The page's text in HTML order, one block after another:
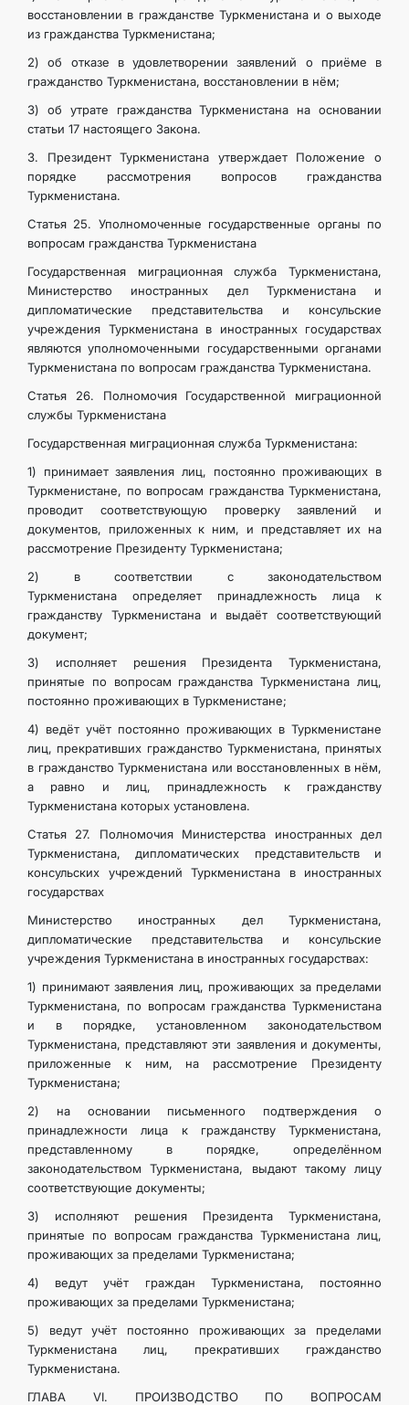
восстановлении в гражданстве Туркменистана и о выходе
из гражданства Туркменистана;
2) об отказе в удовлетворении заявлений о приёме в
гражданство Туркменистана, восстановлении в нём;
3) об утрате гражданства Туркменистана на основании
статьи 17 настоящего Закона.
3. Президент Туркменистана утверждает Положение о
порядке рассмотрения вопросов гражданства
Туркменистана.
Статья 25. Уполномоченные государственные органы по
вопросам гражданства Туркменистана
Государственная миграционная служба Туркменистана,
Министерство иностранных дел Туркменистана и
дипломатические представительства и консульские
учреждения Туркменистана в иностранных государствах
являются уполномоченными государственными органами
Туркменистана по вопросам гражданства Туркменистана.
Статья 26. Полномочия Государственной миграционной
службы Туркменистана
Государственная миграционная служба Туркменистана:
1) принимает заявления лиц, постоянно проживающих в
Туркменистане, по вопросам гражданства Туркменистана,
проводит соответствующую проверку заявлений и
документов, приложенных к ним, и представляет их на
рассмотрение Президенту Туркменистана;
2) в соответствии с законодательством
Туркменистана определяет принадлежность лица к
гражданству Туркменистана и выдаёт соответствующий
документ;
3) исполняет решения Президента Туркменистана,
принятые по вопросам гражданства Туркменистана лиц,
постоянно проживающих в Туркменистане;
4) ведёт учёт постоянно проживающих в Туркменистане
лиц, прекративших гражданство Туркменистана, принятых
в гражданство Туркменистана или восстановленных в нём,
а равно и лиц, принадлежность к гражданству
Туркменистана которых установлена.
Статья 27. Полномочия Министерства иностранных дел
Туркменистана, дипломатических представительств и
консульских учреждений Туркменистана в иностранных
государствах
Министерство иностранных дел Туркменистана,
дипломатические представительства и консульские
учреждения Туркменистана в иностранных государствах:
1) принимают заявления лиц, проживающих за пределами
Туркменистана, по вопросам гражданства Туркменистана
и в порядке, установленном законодательством
Туркменистана, представляют эти заявления и документы,
приложенные к ним, на рассмотрение Президенту
Туркменистана;
2) на основании письменного подтверждения о
принадлежности лица к гражданству Туркменистана,
представленному в порядке, определённом
законодательством Туркменистана, выдают такому лицу
соответствующие документы;
3) исполняют решения Президента Туркменистана,
принятые по вопросам гражданства Туркменистана лиц,
проживающих за пределами Туркменистана;
4) ведут учёт граждан Туркменистана, постоянно
проживающих за пределами Туркменистана;
5) ведут учёт постоянно проживающих за пределами
Туркменистана лиц, прекративших гражданство
Туркменистана.
ГЛАВА VI. ПРОИЗВОДСТВО ПО ВОПРОСАМ